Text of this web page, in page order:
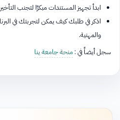
ابدأ تجهيز المستندات مبكرًا لتجنب
اذكر في طلبك كيف يمكن لتجربتك في
والمهنية.
سجل أيضاً في :منحة جامعة ينا